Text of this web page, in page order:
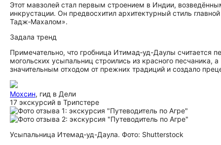
Этот мавзолей стал первым строением в Индии,
инкрустации. Он предвосхитил архитектурный стиль
Тадж‑Махалом».
Задала тренд
Примечательно, что гробница Итимад‑уд-Даулы считается
могольских усыпальниц строились из красного песчаника,
значительным отходом от прежних традиций и создало
Мохсин, гид в Дели
17 экскурсий в Трипстере
Усыпальница Итемад‑уд-Даула. Фото: Shutterstock